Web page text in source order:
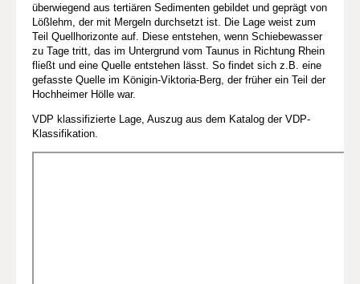
überwiegend aus tertiären Sedimenten gebildet und geprägt von
Lößlehm, der mit Mergeln durchsetzt ist. Die Lage weist zum
Teil Quellhorizonte auf. Diese entstehen, wenn Schiebewasser
zu Tage tritt, das im Untergrund vom Taunus in Richtung Rhein
fließt und eine Quelle entstehen lässt. So findet sich z.B. eine
gefasste Quelle im Königin-Viktoria-Berg, der früher ein Teil der
Hochheimer Hölle war.
VDP klassifizierte Lage, Auszug aus dem Katalog der VDP-
Klassifikation.